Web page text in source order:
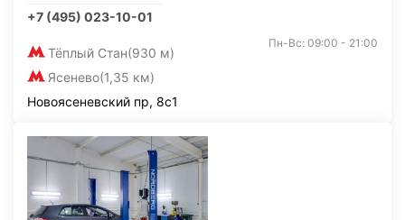
+7 (495) 023-10-01
Тёплый Стан(930 м)
Ясенево(1,35 км)
Пн-Вс: 09:00 - 21:00
Новоясеневский пр, 8с1